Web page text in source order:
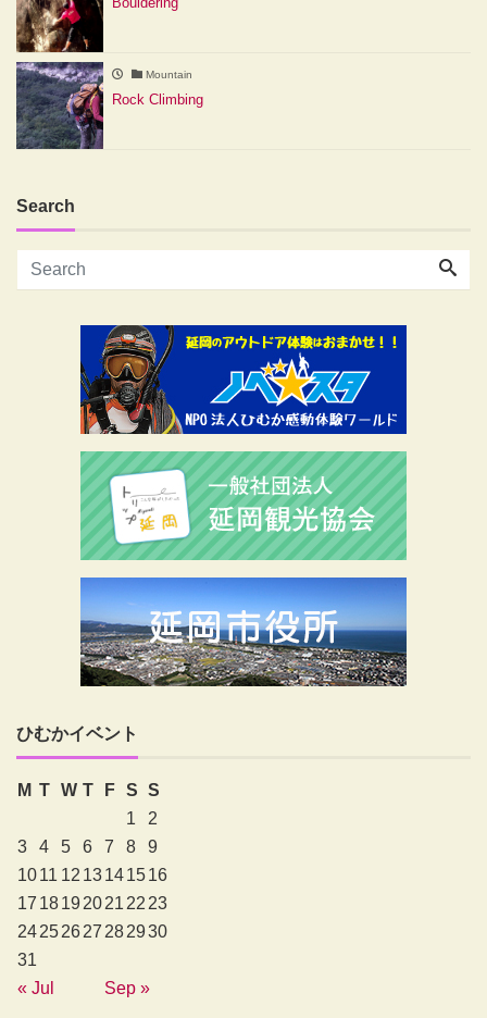
Mountain
Rock Climbing
Search
ひむかイベント
M T W T F S S
1
2
3
4 5 6 7 8
9
1011 12 13141516
17 181920212223
24252627282930
31
« Jul
Sep »